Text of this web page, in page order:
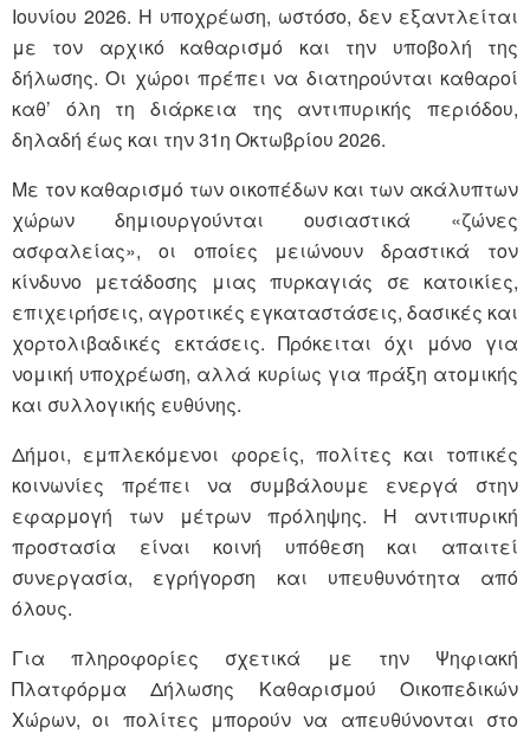
Ιουνίου 2026. Η υποχρέωση, ωστόσο, δεν εξαντλείται
με τον αρχικό καθαρισμό και την υποβολή της
δήλωσης. Οι χώροι πρέπει να διατηρούνται καθαροί
καθ’ όλη τη διάρκεια της αντιπυρικής περιόδου,
δηλαδή έως και την 31η Οκτωβρίου 2026.
Με τον καθαρισμό των οικοπέδων και των ακάλυπτων
χώρων δημιουργούνται ουσιαστικά «ζώνες
ασφαλείας», οι οποίες μειώνουν δραστικά τον
κίνδυνο μετάδοσης μιας πυρκαγιάς σε κατοικίες,
επιχειρήσεις, αγροτικές εγκαταστάσεις, δασικές και
χορτολιβαδικές εκτάσεις. Πρόκειται όχι μόνο για
νομική υποχρέωση, αλλά κυρίως για πράξη ατομικής
και συλλογικής ευθύνης.
Δήμοι, εμπλεκόμενοι φορείς, πολίτες και τοπικές
κοινωνίες πρέπει να συμβάλουμε ενεργά στην
εφαρμογή των μέτρων πρόληψης. Η αντιπυρική
προστασία είναι κοινή υπόθεση και απαιτεί
συνεργασία, εγρήγορση και υπευθυνότητα από
όλους.
Για πληροφορίες σχετικά με την Ψηφιακή
Πλατφόρμα Δήλωσης Καθαρισμού Οικοπεδικών
Χώρων, οι πολίτες μπορούν να απευθύνονται στο